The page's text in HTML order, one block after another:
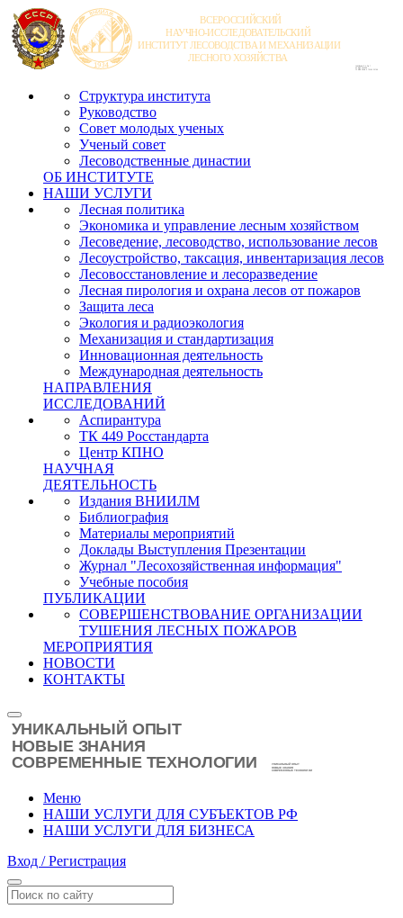
Структура института
Руководство
Совет молодых ученых
Ученый совет
Лесоводственные династии
ОБ ИНСТИТУТЕ
НАШИ УСЛУГИ
Лесная политика
Экономика и управление лесным хозяйством
Лесоведение, лесоводство, использование лесов
Лесоустройство, таксация, инвентаризация лесов
Лесовосстановление и лесоразведение
Лесная пирология и охрана лесов от пожаров
Защита леса
Экология и радиоэкология
Механизация и стандартизация
Инновационная деятельность
Международная деятельность
НАПРАВЛЕНИЯ
ИССЛЕДОВАНИЙ
Аспирантура
ТК 449 Росстандарта
Центр КПНО
НАУЧНАЯ
ДЕЯТЕЛЬНОСТЬ
Издания ВНИИЛМ
Библиография
Материалы мероприятий
Доклады Выступления Презентации
Журнал "Лесохозяйственная информация"
Учебные пособия
ПУБЛИКАЦИИ
СОВЕРШЕНСТВОВАНИЕ ОРГАНИЗАЦИИ
ТУШЕНИЯ ЛЕСНЫХ ПОЖАРОВ
МЕРОПРИЯТИЯ
НОВОСТИ
КОНТАКТЫ
Меню
НАШИ УСЛУГИ ДЛЯ СУБЪЕКТОВ РФ
НАШИ УСЛУГИ ДЛЯ БИЗНЕСА
Вход / Регистрация